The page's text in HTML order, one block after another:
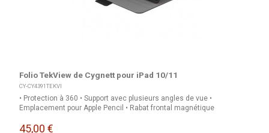
Folio TekView de Cygnett pour iPad 10/11
CY-CY4391TEKVI
• Protection à 360 • Support avec plusieurs angles de vue •
Emplacement pour Apple Pencil • Rabat frontal magnétique
45,00 €